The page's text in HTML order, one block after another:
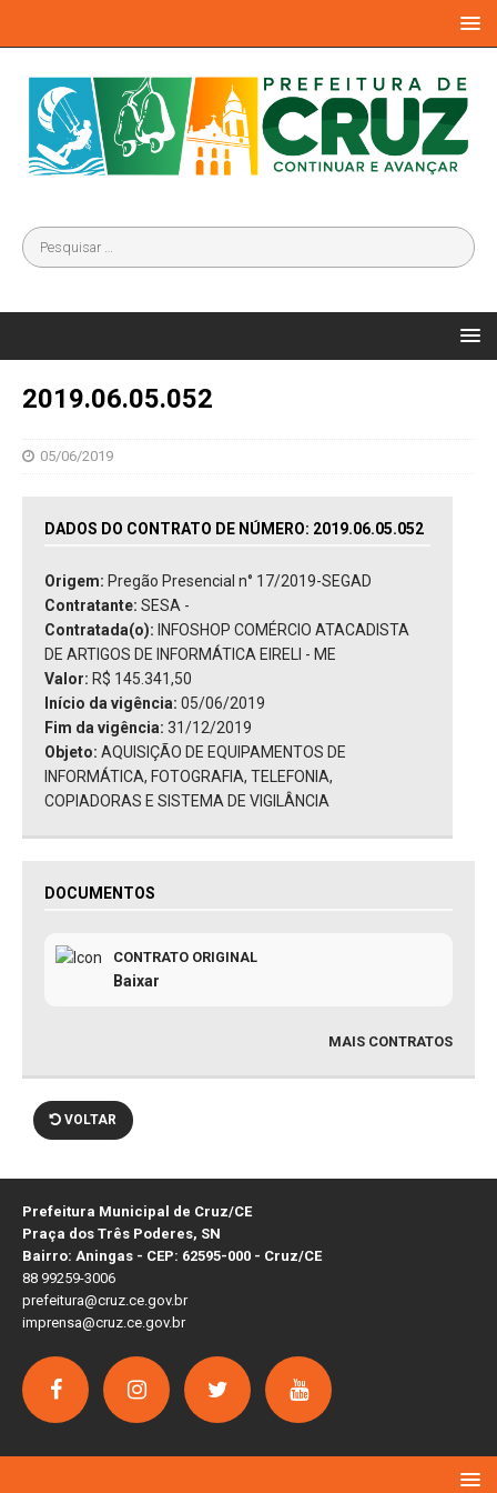
2019.06.05.052
05/06/2019
DADOS DO CONTRATO DE NÚMERO: 2019.06.05.052
Origem: Pregão Presencial n° 17/2019-SEGAD
Contratante: SESA -
Contratada(o): INFOSHOP COMÉRCIO ATACADISTA
DE ARTIGOS DE INFORMÁTICA EIRELI - ME
Valor: R$ 145.341,50
Início da vigência: 05/06/2019
Fim da vigência: 31/12/2019
Objeto: AQUISIÇÃO DE EQUIPAMENTOS DE
INFORMÁTICA, FOTOGRAFIA, TELEFONIA,
COPIADORAS E SISTEMA DE VIGILÂNCIA
DOCUMENTOS
CONTRATO ORIGINAL
Baixar
MAIS CONTRATOS
VOLTAR
Prefeitura Municipal de Cruz/CE
Praça dos Três Poderes, SN
Bairro: Aningas - CEP: 62595-000 - Cruz/CE
88 99259-3006
prefeitura@cruz.ce.gov.br
imprensa@cruz.ce.gov.br